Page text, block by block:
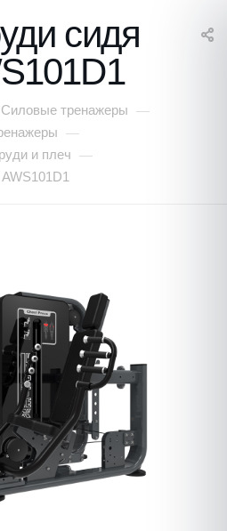
сидя
Силовые тренажеры —
—
и плеч —